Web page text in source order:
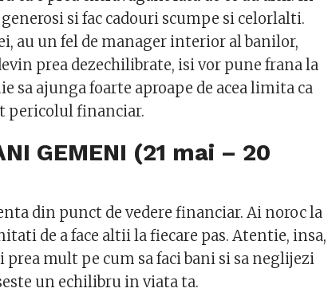
si fac cadouri scumpe si celorlalti.
au un fel de manager interior al banilor,
prea dezechilibrate, isi vor pune frana la
sa ajunga foarte aproape de acea limita ca
pericolul financiar.
GEMENI (21 mai – 20
din punct de vedere financiar. Ai noroc la
de a face altii la fiecare pas. Atentie, insa,
prea mult pe cum sa faci bani si sa neglijezi
un echilibru in viata ta.